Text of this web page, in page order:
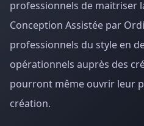
professionnels de maitriser
Conception Assistée par
professionnels du style en
opérationnels auprès des
pourront même ouvrir leur
création.